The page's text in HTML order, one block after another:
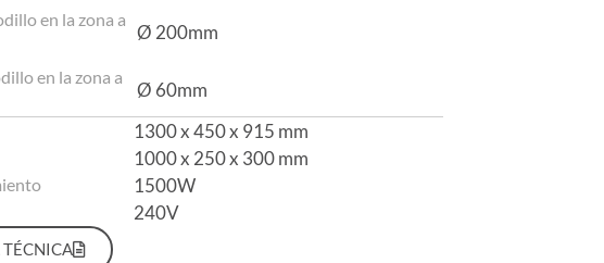
en la zona a
Ø 200mm
en la zona a
Ø 60mm
1300 x 450 x 915 mm
1000 x 250 x 300 mm
1500W
240V
TÉCNICA